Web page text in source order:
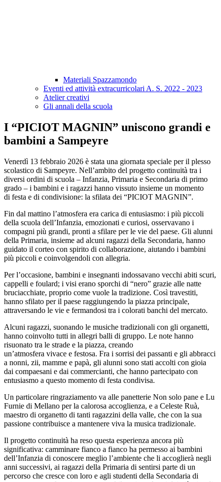
Materiali Spazzamondo
Eventi ed attività extracurricolari A. S. 2022 - 2023
Atelier creativi
Gli annali della scuola
I “PICIOT MAGNIN” uniscono grandi e
bambini a Sampeyre
Venerdì 13 febbraio 2026 è stata una giornata speciale per il plesso
scolastico di Sampeyre. Nell’ambito del progetto continuità tra i
diversi ordini di scuola – Infanzia, Primaria e Secondaria di primo
grado – i bambini e i ragazzi hanno vissuto insieme un momento
di festa e di condivisione: la sfilata dei “PICIOT MAGNIN”.
Fin dal mattino l’atmosfera era carica di entusiasmo: i più piccoli
della scuola dell’Infanzia, emozionati e curiosi, osservavano i
compagni più grandi, pronti a sfilare per le vie del paese. Gli alunni
della Primaria, insieme ad alcuni ragazzi della Secondaria, hanno
guidato il corteo con spirito di collaborazione, aiutando i bambini
più piccoli e coinvolgendoli con allegria.
Per l’occasione, bambini e insegnanti indossavano vecchi abiti scuri,
cappelli e foulard; i visi erano sporchi di “nero” grazie alle natte
bruciacchiate, proprio come vuole la tradizione. Così travestiti,
hanno sfilato per il paese raggiungendo la piazza principale,
attraversando le vie e fermandosi tra i colorati banchi del mercato.
Alcuni ragazzi, suonando le musiche tradizionali con gli organetti,
hanno coinvolto tutti in allegri balli di gruppo. Le note hanno
risuonato tra le strade e la piazza, creando
un’atmosfera vivace e festosa. Fra i sorrisi dei passanti e gli abbracci
a nonni, zii, mamme e papà, gli alunni sono stati accolti con gioia
dai compaesani e dai commercianti, che hanno partecipato con
entusiasmo a questo momento di festa condivisa.
Un particolare ringraziamento va alle panetterie Non solo pane e Lu
Furnie di Mellano per la calorosa accoglienza, e a Celeste Ruà,
maestro di organetto di tanti ragazzini della valle, che con la sua
passione contribuisce a mantenere viva la musica tradizionale.
Il progetto continuità ha reso questa esperienza ancora più
significativa: camminare fianco a fianco ha permesso ai bambini
dell’Infanzia di conoscere meglio l’ambiente che li accoglierà negli
anni successivi, ai ragazzi della Primaria di sentirsi parte di un
percorso che cresce con loro e agli studenti della Secondaria di